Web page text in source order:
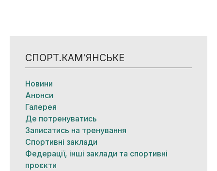
СПОРТ.КАМ'ЯНСЬКЕ
Новини
Анонси
Галерея
Де потренуватись
Записатись на тренування
Спортивні заклади
Федерації, інші заклади та спортивні
проєкти